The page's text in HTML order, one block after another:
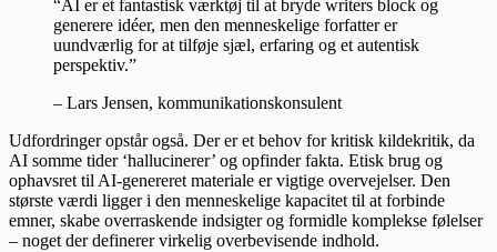
“AI er et fantastisk værktøj til at bryde writers block og
generere idéer, men den menneskelige forfatter er
uundværlig for at tilføje sjæl, erfaring og et autentisk
perspektiv.”
– Lars Jensen, kommunikationskonsulent
Udfordringer opstår også. Der er et behov for kritisk kildekritik, da
AI somme tider ‘hallucinerer’ og opfinder fakta. Etisk brug og
ophavsret til AI-genereret materiale er vigtige overvejelser. Den
største værdi ligger i den menneskelige kapacitet til at forbinde
emner, skabe overraskende indsigter og formidle komplekse følelser
– noget der definerer virkelig overbevisende indhold.